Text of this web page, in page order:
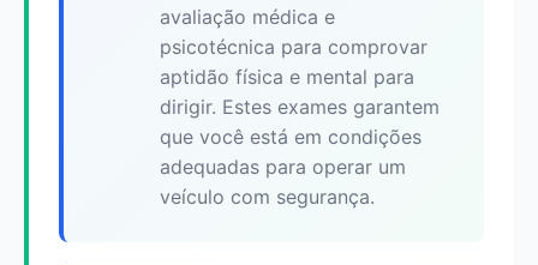
avaliação médica e
psicotécnica para comprovar
aptidão física e mental para
dirigir. Estes exames garantem
que você está em condições
adequadas para operar um
veículo com segurança.